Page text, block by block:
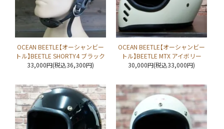
OCEAN BEETLE【オーシャンビー
トル】BEETLE SHORTY4 ブラック
33,000円(税込36,300円)
OCEAN BEETLE【オーシャンビー
トル】BEETLE MTX アイボリー
30,000円(税込33,000円)